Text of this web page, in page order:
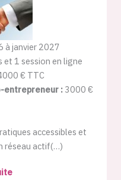
à janvier 2027
et 1 session en ligne
€ TTC
entrepreneur :3000 €
accessibles et
réseau actif(…)